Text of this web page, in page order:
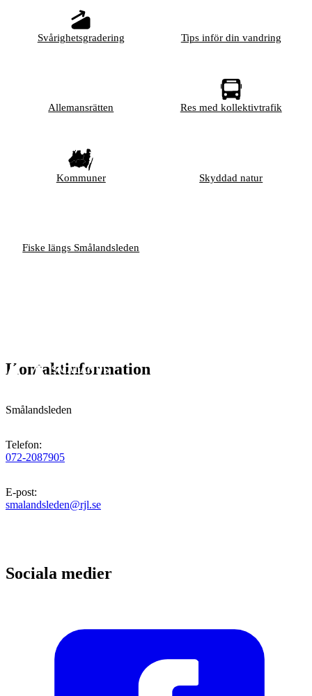
Svårighetsgradering Tips inför din vandring
Allemansrätten Res med kollektivtrafik
Kommuner Skyddad natur
Fiske längs Smålandsleden
Kontaktinformation
Smålandsleden
Telefon:
072-2087905
E-post:
smalandsleden@rjl.se
Sociala medier